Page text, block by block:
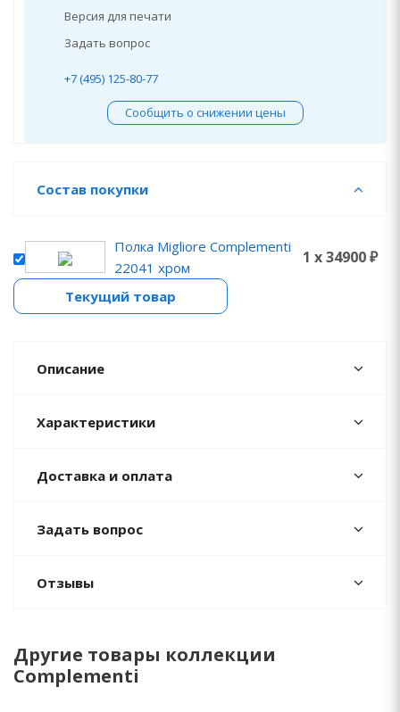
Версия для печати
Задать вопрос
+7 (495) 125-80-77
Сообщить о снижении цены
Состав покупки
Полка Migliore Complementi
22041 хром
1 x 34900 ₽
Текущий товар
Описание
Характеристики
Доставка и оплата
Задать вопрос
Отзывы
Другие товары коллекции
Complementi